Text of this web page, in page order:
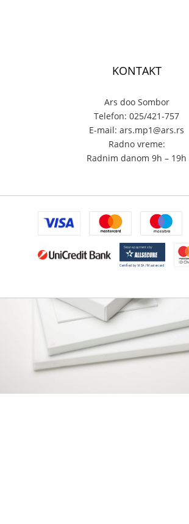
KONTAKT
Ars doo Sombor
Telefon: 025/421-757
E-mail: ars.mp1@ars.rs
Radno vreme:
Radnim danom 9h – 19h